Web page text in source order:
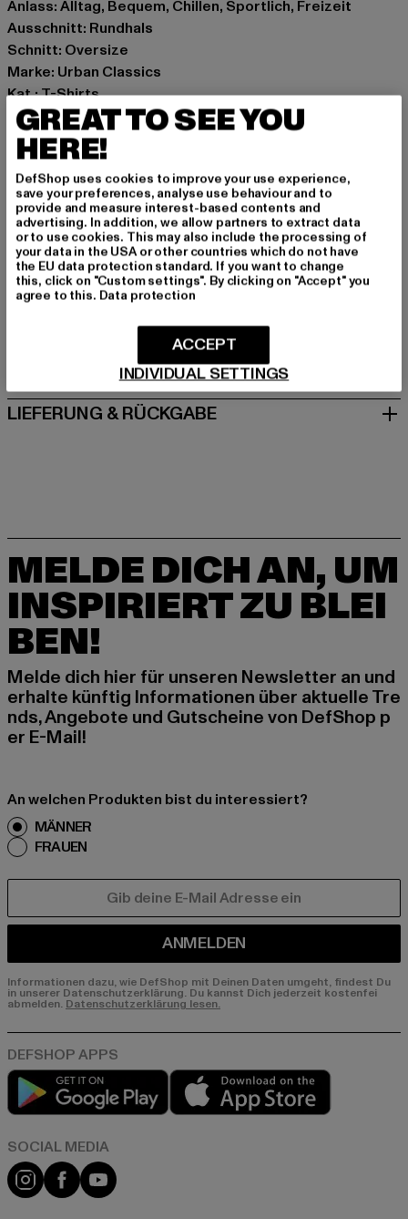
Anlass: Alltag, Bequem, Chillen, Sportlich, Freizeit
Ausschnitt: Rundhals
Schnitt: Oversize
Marke: Urban Classics
Kat.: T-Shirts
Farbe: beige
Hersteller Farbe: simplesandcamo
Materialzusammensetzung: 100% Polyester
Art.Nr: TB6707-14122
Hersteller: TB International GmbH |info@tbint.de
Dr.-Robert-Murjahn-Straße 7 | 64372 Ober-Ramstadt |
DE
GRÖSSE & PASSFORM
PFLEGEHINWEISE
LIEFERUNG & RÜCKGABE
MELDE DICH AN, UM
INSPIRIERT ZU BLEI
BEN!
Melde dich hier für unseren Newsletter an und
erhalte künftig Informationen über aktuelle Tre
nds, Angebote und Gutscheine von DefShop p
er E-Mail!
An welchen Produkten bist du interessiert?
MÄNNER
FRAUEN
ANMELDEN
Informationen dazu, wie DefShop mit Deinen Daten umgeht, findest Du
in unserer Datenschutzerklärung. Du kannst Dich jederzeit kostenfei
abmelden. Datenschutzerklärung lesen.
Play market
Instagram
FacebookYouTube
GREAT TO SEE YOU
HERE!
DefShop uses cookies to improve your use experience,
save your preferences, analyse use behaviour and to
provide and measure interest-based contents and
advertising. In addition, we allow partners to extract data
or to use cookies. This may also include the processing of
your data in the USA or other countries which do not have
the EU data protection standard. If you want to change
this, click on "Custom settings". By clicking on "Accept" you
agree to this. Data protection
INDIVIDUAL SETTINGS
ACCEPT